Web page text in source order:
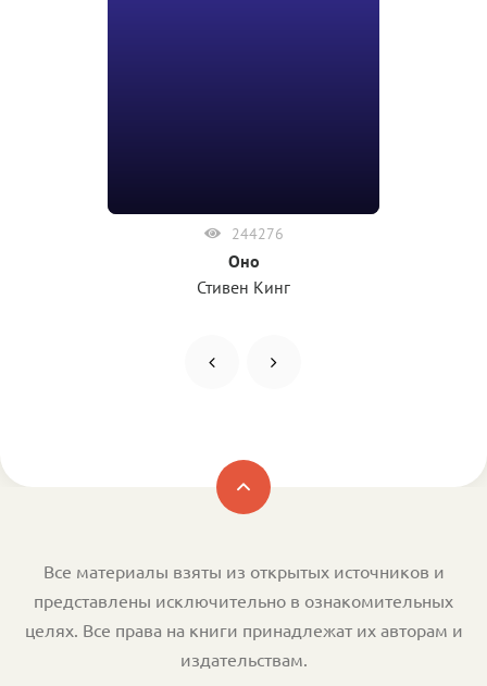
244276
Оно
Стивен Кинг
Все материалы взяты из открытых источников и
представлены исключительно в ознакомительных
целях. Все права на книги принадлежат их авторам и
издательствам.